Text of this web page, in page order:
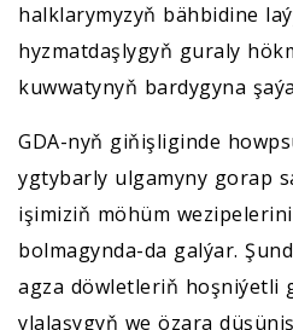
halklarymyzyň bähbidine
hyzmatdaşlygyň guraly
kuwwatynyň bardygyna
GDA-nyň giňişliginde
ygtybarly ulgamyny gorap
işimiziň möhüm
bolmagynda-da galýar.
agza döwletleriň hoşniýetli
ylalaşygyň we özara